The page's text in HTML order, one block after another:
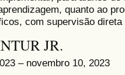
quanto ao
com supervisão direta
JR.
– novembro 10, 2023